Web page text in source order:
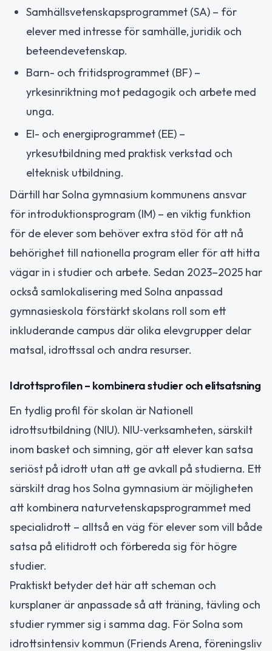
Samhällsvetenskapsprogrammet (SA) – för
elever med intresse för samhälle, juridik och
beteendevetenskap.
Barn- och fritidsprogrammet (BF) –
yrkesinriktning mot pedagogik och arbete med
unga.
El- och energiprogrammet (EE) –
yrkesutbildning med praktisk verkstad och
elteknisk utbildning.
Därtill har Solna gymnasium kommunens ansvar
för introduktionsprogram (IM) – en viktig funktion
för de elever som behöver extra stöd för att nå
behörighet till nationella program eller för att hitta
vägar in i studier och arbete. Sedan 2023–2025 har
också samlokalisering med Solna anpassad
gymnasieskola förstärkt skolans roll som ett
inkluderande campus där olika elevgrupper delar
matsal, idrottssal och andra resurser.
Idrottsprofilen – kombinera studier och elitsatsning
En tydlig profil för skolan är Nationell
idrottsutbildning (NIU). NIU‑verksamheten, särskilt
inom basket och simning, gör att elever kan satsa
seriöst på idrott utan att ge avkall på studierna. Ett
särskilt drag hos Solna gymnasium är möjligheten
att kombinera naturvetenskapsprogrammet med
specialidrott – alltså en väg för elever som vill både
satsa på elitidrott och förbereda sig för högre
studier.
Praktiskt betyder det här att scheman och
kursplaner är anpassade så att träning, tävling och
studier rymmer sig i samma dag. För Solna som
idrottsintensiv kommun (Friends Arena, föreningsliv